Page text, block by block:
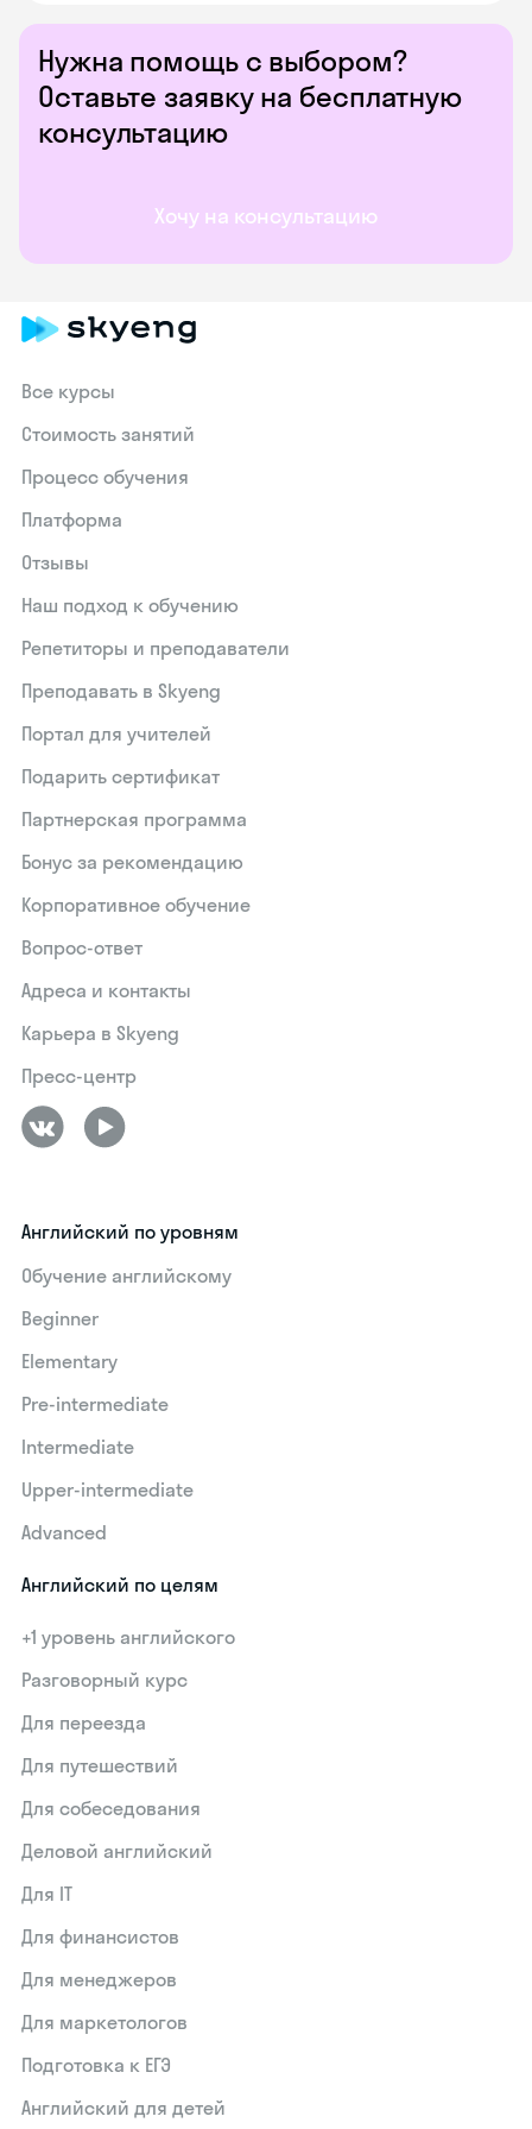
Нужна помощь с выбором?
Оставьте заявку на бесплатную
консультацию
Хочу на консультацию
Все курсы
Стоимость занятий
Процесс обучения
Платформа
Отзывы
Наш подход к обучению
Репетиторы и преподаватели
Преподавать в Skyeng
Портал для учителей
Подарить сертификат
Партнерская программа
Бонус за рекомендацию
Корпоративное обучение
Вопрос-ответ
Адреса и контакты
Карьера в Skyeng
Пресс-центр
Английский по уровням
Обучение английскому
Beginner
Elementary
Pre-intermediate
Intermediate
Upper-intermediate
Advanced
Английский по целям
+1 уровень английского
Разговорный курс
Для переезда
Для путешествий
Для собеседования
Деловой английский
Для IT
Для финансистов
Для менеджеров
Для маркетологов
Подготовка к ЕГЭ
Английский для детей